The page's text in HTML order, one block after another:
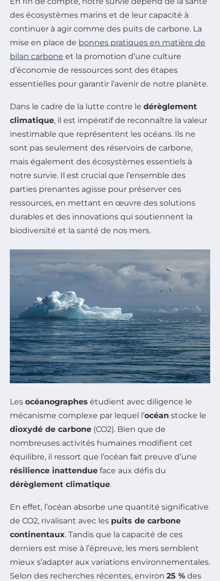
des écosystèmes marins et de leur capacité à
continuer à agir comme des puits de carbone. La
mise en place de bonnes pratiques en matière de
bilan carbone et la promotion d’une culture
d’économie de ressources sont des étapes
essentielles pour garantir l’avenir de notre planète.
Dans le cadre de la lutte contre le dérèglement
climatique, il est impératif de reconnaître la valeur
inestimable que représentent les océans. Ils ne
sont pas seulement des réservoirs de carbone,
mais également des écosystèmes essentiels à
notre survie. Il est crucial que l’ensemble des
parties prenantes agisse pour préserver ces
ressources, en mettant en œuvre des solutions
durables et des innovations qui soutiennent la
biodiversité et la santé de nos mers.
Les océanographes étudient avec diligence le
mécanisme complexe par lequel l’océan stocke le
dioxydé de carbone (CO2). Bien que de
nombreuses activités humaines modifient cet
équilibre, il ressort que l’océan fait preuve d’une
résilience inattendue face aux défis du
dérèglement climatique.
En effet, l’océan absorbe une quantité significative
de CO2, rivalisant avec les puits de carbone
continentaux. Tandis que la capacité de ces
derniers est mise à l’épreuve, les mers semblent
mieux s’adapter aux variations environnementales.
Selon des recherches récentes, environ 25 % des